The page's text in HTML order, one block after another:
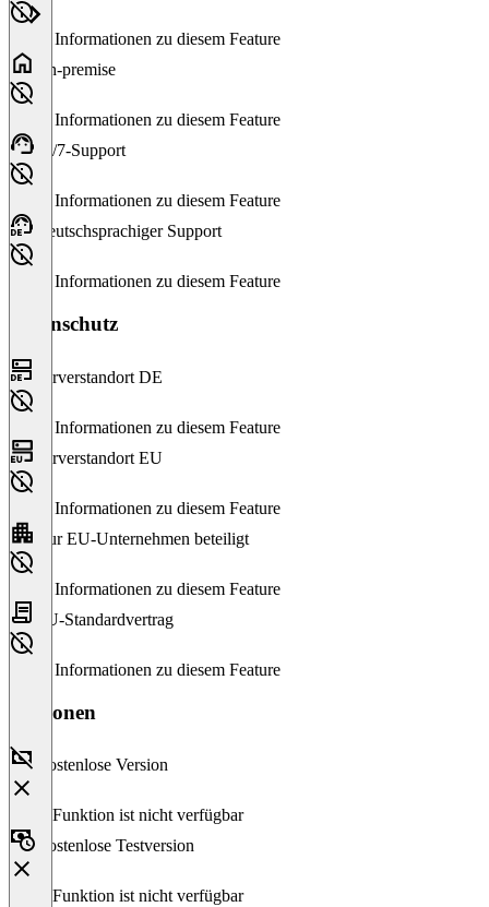
Keine Informationen zu diesem Feature
On-premise
Keine Informationen zu diesem Feature
24/7-Support
Keine Informationen zu diesem Feature
Deutschsprachiger Support
Keine Informationen zu diesem Feature
Datenschutz
Serverstandort DE
Keine Informationen zu diesem Feature
Serverstandort EU
Keine Informationen zu diesem Feature
Nur EU-Unternehmen beteiligt
Keine Informationen zu diesem Feature
EU-Standardvertrag
Keine Informationen zu diesem Feature
Versionen
Kostenlose Version
Diese Funktion ist nicht verfügbar
Kostenlose Testversion
Diese Funktion ist nicht verfügbar